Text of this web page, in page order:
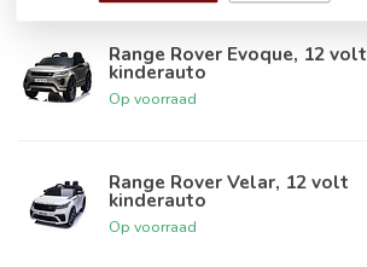
Range Rover Evoque, 12 volt
kinderauto
Op voorraad
Range Rover Velar, 12 volt
kinderauto
Op voorraad